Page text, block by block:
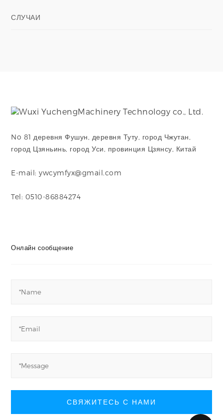
СЛУЧАИ
No 81 деревня Фушун, деревня Туту, город Чжутан,
город Цзяньинь, город Уси, провинция Цзянсу, Китай
E-mail: ywcymfyx@gmail.com
Tel: 0510-86884274
Онлайн сообщение
СВЯЖИТЕСЬ С НАМИ